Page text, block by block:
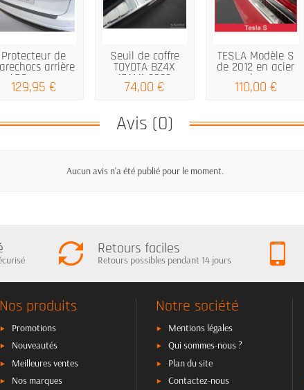
Protecteur de
arrière
ABS pour...
129,95 €
Seuil de coffre
TOYOTA BZ4X
(EAM) 2022
74,00 €
TESLA Modèle S
de 2012 en acier
de...
110,00 €
Avis (0)
Aucun avis n'a été publié pour le moment.
Retours faciles
Retours possibles pendant 14 jours
Nos produits
Promotions
Nouveautés
Meilleures ventes
Nos marques
Notre société
Mentions légales
Qui sommes-nous ?
Plan du site
Contactez-nous